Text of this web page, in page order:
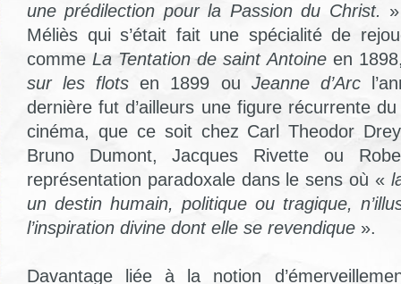
une prédilection pour la Passion du Christ.
Méliès qui s’était fait une spécialité de
commeLa Tentation de saint Antoineen
sur les flots en 1899 ou Jeanne d’Arc
dernière fut d’ailleurs une figure récurrente
cinéma, que ce soit chez Carl Theodor
Bruno Dumont, Jacques Rivette ou
représentation paradoxale dans le sens où «
un destin humain, politique ou tragique,
l’inspiration divine dont elle se revendique ».
Davantage liée à la notion